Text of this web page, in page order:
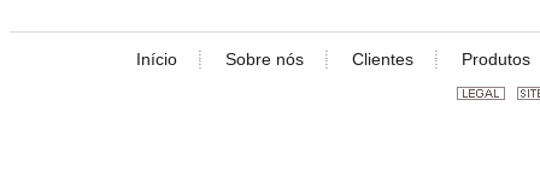
Início Sobre nós Clientes Produtos